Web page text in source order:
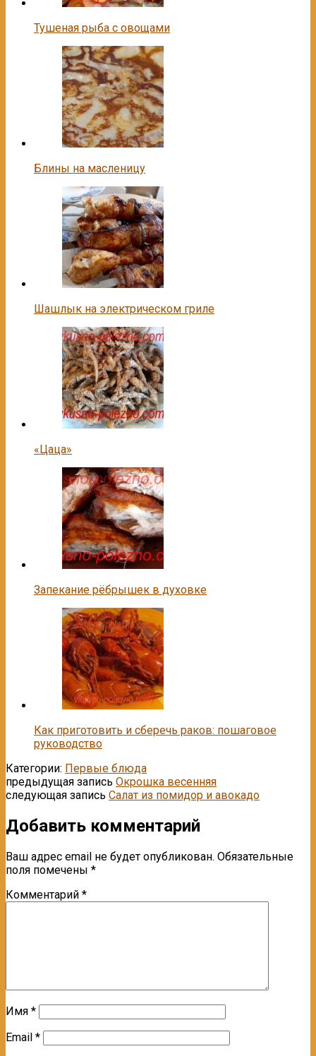
Тушеная рыба с овощами
Блины на масленицу
Шашлык на электрическом гриле
«Цаца»
Запекание рёбрышек в духовке
Как приготовить и сберечь раков: пошаговое
руководство
Категории: Первые блюда
предыдущая запись Окрошка весенняя
следующая запись Салат из помидор и авокадо
Добавить комментарий
Ваш адрес email не будет опубликован. Обязательные
поля помечены *
Комментарий *
Имя *
Email *